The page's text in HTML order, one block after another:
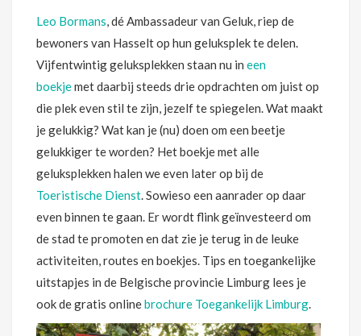
Leo Bormans, dé Ambassadeur van Geluk, riep de
bewoners van Hasselt op hun geluksplek te delen.
Vijfentwintig geluksplekken staan nu in een
boekjemet daarbij steeds drie opdrachten om juist op
die plek even stil te zijn, jezelf te spiegelen. Wat maakt
je gelukkig? Wat kan je (nu) doen om een beetje
gelukkiger te worden? Het boekje met alle
geluksplekken halen we even later op bij de
Toeristische Dienst. Sowieso een aanrader op daar
even binnen te gaan. Er wordt flink geïnvesteerd om
de stad te promoten en dat zie je terug in de leuke
activiteiten, routes en boekjes. Tips en toegankelijke
uitstapjes in de Belgische provincie Limburg lees je
ook de gratis onlinebrochure Toegankelijk Limburg.